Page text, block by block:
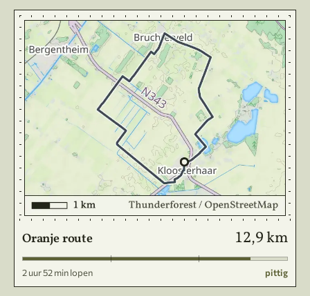
Oranje route 12,9 km
2 uur 52 min lopen pittig